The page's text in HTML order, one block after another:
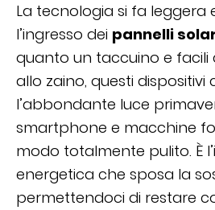
La tecnologia si fa leggera
l’ingresso dei pannelli
quanto un taccuino e facili
allo zaino, questi
l’abbondante luce
smartphone e macchine
modo totalmente pulito. È
energetica che sposa la
permettendoci di restare